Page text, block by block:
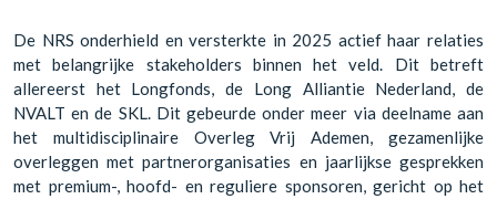
De NRS onderhield en versterkte in 2025 actief haar relaties
met belangrijke stakeholders binnen het veld. Dit betreft
allereerst het Longfonds, de Long Alliantie Nederland, de
NVALT en de SKL. Dit gebeurde onder meer via deelname aan
het multidisciplinaire Overleg Vrij Ademen, gezamenlijke
overleggen met partnerorganisaties en jaarlijkse gesprekken
met premium-, hoofd- en reguliere sponsoren, gericht op het